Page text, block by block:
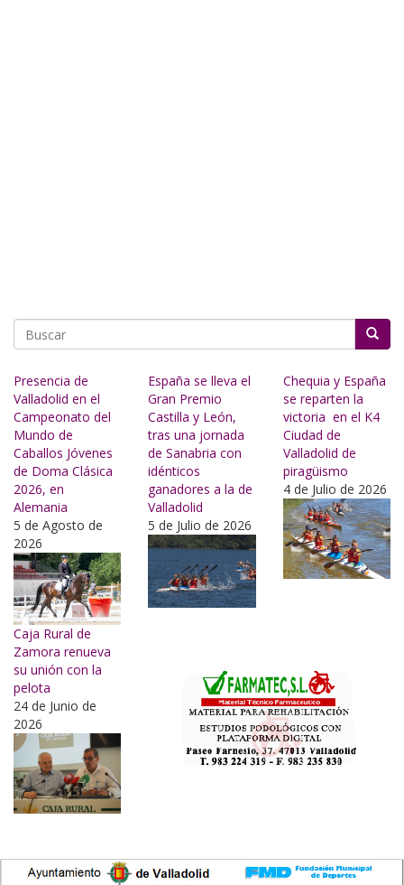
Presencia de
Valladolid en el
Campeonato del
Mundo de
Caballos Jóvenes
de Doma Clásica
2026, en
Alemania
5 de Agosto de
2026
España se lleva el
Gran Premio
Castilla y León,
tras una jornada
de Sanabria con
idénticos
ganadores a la de
Valladolid
5 de Julio de 2026
Chequia y España
se reparten la
victoria en el K4
Ciudad de
Valladolid de
piragüismo
4 de Julio de 2026
Caja Rural de
Zamora renueva
su unión con la
pelota
24 de Junio de
2026